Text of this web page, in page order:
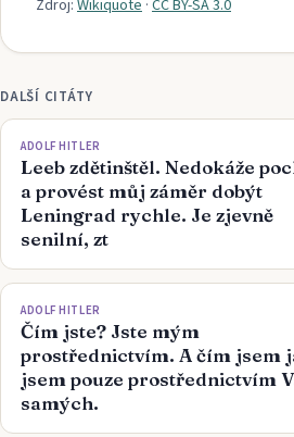
Zdroj: Wikiquote · CC BY-SA 3.0
DALŠÍ CITÁTY
ADOLF HITLER
Leeb zdětinštěl. Nedokáže
a provést můj záměr dobýt
Leningrad rychle. Je zjevně
senilní, zt
ADOLF HITLER
Čím jste? Jste mým
prostřednictvím. A čím jsem
jsem pouze prostřednictvím
samých.